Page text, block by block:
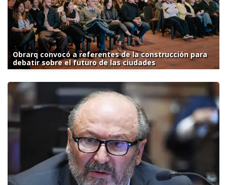
Obrarq convocó a referentes de la construcción para
debatir sobre el futuro de las ciudades